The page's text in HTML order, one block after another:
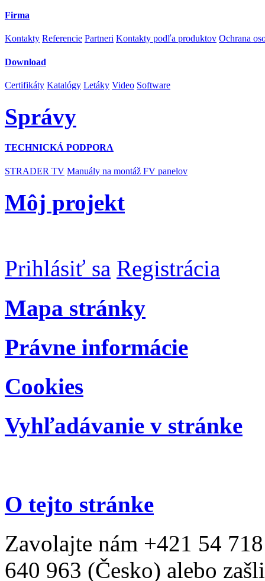
Firma
Kontakty Referencie Partneri Kontakty podľa produktov Ochrana
Download
Certifikáty Katalógy Letáky Video Software
Správy
TECHNICKÁ PODPORA
STRADER TV Manuály na montáž FV panelov
Môj projekt
Prihlásiť sa Registrácia
Mapa stránky
Právne informácie
Cookies
Vyhľadávanie v stránke
O tejto stránke
Zavolajte nám +421 54
640 963 (Česko) alebo